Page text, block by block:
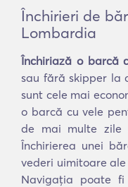
Închirieri de
Lombardia
Închiriază o barcă
sau fără skipper la
sunt cele mai
o barcă cu vele
de mai multe zile
Închirierea unei
vederi uimitoare
Navigația poate